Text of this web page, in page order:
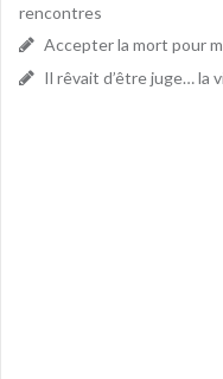
rencontres
Accepter la mort pour
Il rêvait d’être juge… la